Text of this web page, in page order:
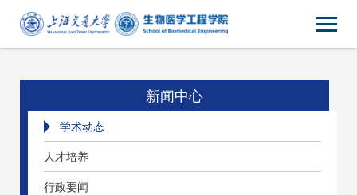
新闻中心
学术动态
人才培养
行政要闻